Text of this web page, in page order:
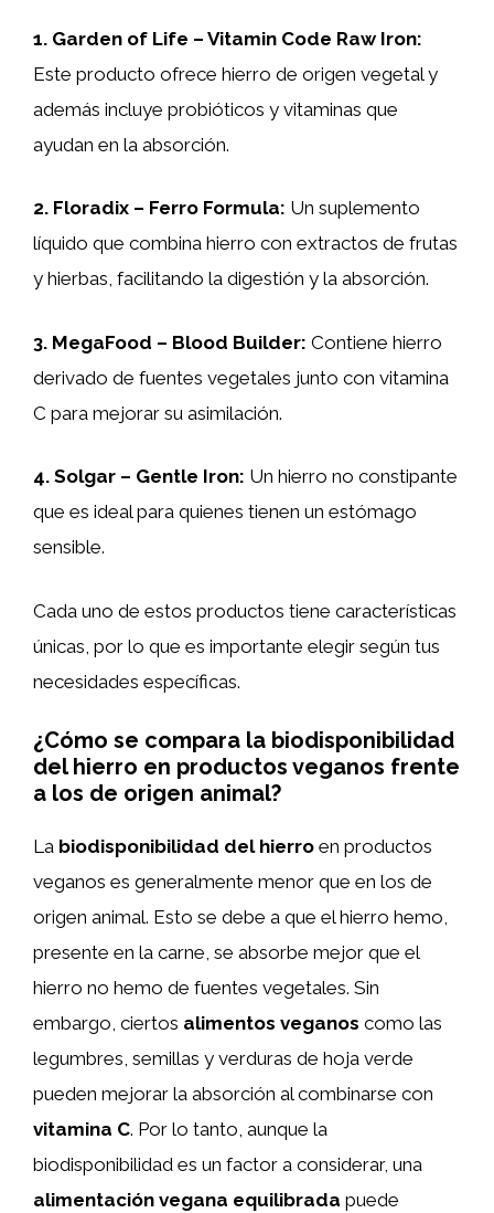
1. Garden of Life – Vitamin Code Raw Iron:
Este producto ofrece hierro de origen vegetal y
además incluye probióticos y vitaminas que
ayudan en la absorción.
2. Floradix – Ferro Formula: Un suplemento
líquido que combina hierro con extractos de frutas
y hierbas, facilitando la digestión y la absorción.
3. MegaFood – Blood Builder: Contiene hierro
derivado de fuentes vegetales junto con vitamina
C para mejorar su asimilación.
4. Solgar – Gentle Iron: Un hierro no constipante
que es ideal para quienes tienen un estómago
sensible.
Cada uno de estos productos tiene características
únicas, por lo que es importante elegir según tus
necesidades específicas.
¿Cómo se compara la biodisponibilidad
del hierro en productos veganos frente
a los de origen animal?
La biodisponibilidad del hierro en productos
veganos es generalmente menor que en los de
origen animal. Esto se debe a que el hierro hemo,
presente en la carne, se absorbe mejor que el
hierro no hemo de fuentes vegetales. Sin
embargo, ciertos alimentos veganos como las
legumbres, semillas y verduras de hoja verde
pueden mejorar la absorción al combinarse con
vitamina C. Por lo tanto, aunque la
biodisponibilidad es un factor a considerar, una
alimentación vegana equilibrada puede